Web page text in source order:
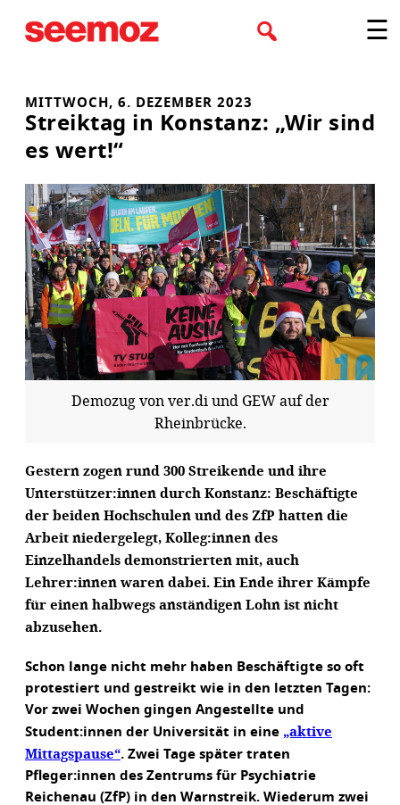
Inhalt
☰
MITTWOCH, 6. DEZEMBER 2023
Streiktag in Konstanz: „Wir sind
es wert!“
Demozug von ver.di und GEW auf der
Rheinbrücke.
Gestern zogen rund 300 Streikende und ihre
Unterstützer:innen durch Konstanz: Beschäftigte
der beiden Hochschulen und des ZfP hatten die
Arbeit niedergelegt, Kolleg:innen des
Einzelhandels demonstrierten mit, auch
Lehrer:innen waren dabei. Ein Ende ihrer Kämpfe
für einen halbwegs anständigen Lohn ist nicht
abzusehen.
Schon lange nicht mehr haben Beschäftigte so oft
protestiert und gestreikt wie in den letzten Tagen:
Vor zwei Wochen gingen Angestellte und
Student:innen der Universität in eine „aktive
Mittagspause“. Zwei Tage später traten
Pfleger:innen des Zentrums für Psychiatrie
Reichenau (ZfP) in den Warnstreik. Wiederum zwei